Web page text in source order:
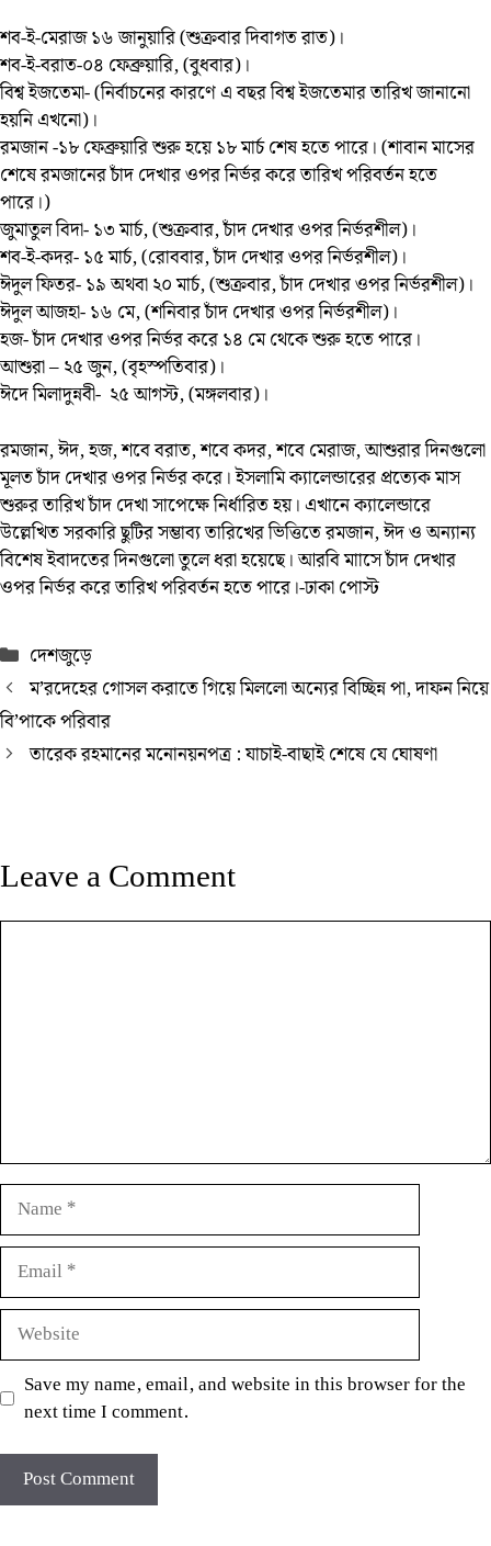
শব-ই-মেরাজ ১৬ জানুয়ারি (শুক্রবার দিবাগত রাত)।
শব-ই-বরাত-০৪ ফেব্রুয়ারি, (বুধবার)।
বিশ্ব ইজতেমা- (নির্বাচনের কারণে এ বছর বিশ্ব ইজতেমার তারিখ জানানো
হয়নি এখনো)।
রমজান -১৮ ফেব্রুয়ারি শুরু হয়ে ১৮ মার্চ শেষ হতে পারে। (শাবান মাসের
শেষে রমজানের চাঁদ দেখার ওপর নির্ভর করে তারিখ পরিবর্তন হতে
পারে।)
জুমাতুল বিদা- ১৩ মার্চ, (শুক্রবার, চাঁদ দেখার ওপর নির্ভরশীল)।
শব-ই-কদর- ১৫ মার্চ, (রোববার, চাঁদ দেখার ওপর নির্ভরশীল)।
ঈদুল ফিতর- ১৯ অথবা ২০ মার্চ, (শুক্রবার, চাঁদ দেখার ওপর নির্ভরশীল)।
ঈদুল আজহা- ১৬ মে, (শনিবার চাঁদ দেখার ওপর নির্ভরশীল)।
হজ- চাঁদ দেখার ওপর নির্ভর করে ১৪ মে থেকে শুরু হতে পারে।
আশুরা – ২৫ জুন, (বৃহস্পতিবার)।
ঈদে মিলাদুন্নবী- ২৫ আগস্ট, (মঙ্গলবার)।
রমজান, ঈদ, হজ, শবে বরাত, শবে কদর, শবে মেরাজ, আশুরার দিনগুলো
মূলত চাঁদ দেখার ওপর নির্ভর করে। ইসলামি ক্যালেন্ডারের প্রত্যেক মাস
শুরুর তারিখ চাঁদ দেখা সাপেক্ষে নির্ধারিত হয়। এখানে ক্যালেন্ডারে
উল্লেখিত সরকারি ছুটির সম্ভাব্য তারিখের ভিত্তিতে রমজান, ঈদ ও অন্যান্য
বিশেষ ইবাদতের দিনগুলো তুলে ধরা হয়েছে। আরবি মাাসে চাঁদ দেখার
ওপর নির্ভর করে তারিখ পরিবর্তন হতে পারে।-ঢাকা পোস্ট
Categories
দেশজুড়ে
ম’রদেহের গোসল করাতে গিয়ে মিললো অন্যের বিচ্ছিন্ন পা, দাফন নিয়ে
বি’পাকে পরিবার
তারেক রহমানের মনোনয়নপত্র : যাচাই-বাছাই শেষে যে ঘোষণা
Leave a Comment
Comment
Name
Email
Website
Save my name, email, and website in this browser for the
next time I comment.